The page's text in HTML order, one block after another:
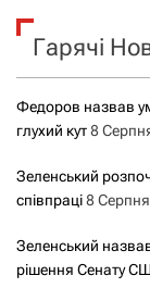
к
Гарячі
Федоров назвав
глухий кут8
Зеленський
співпраці8
Зеленський
рішення Сенату